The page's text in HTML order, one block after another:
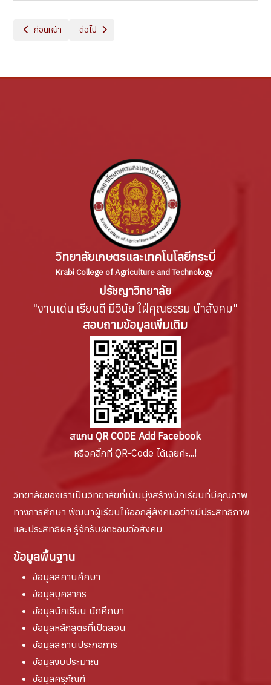
เนื้อหาก่อนหน้า: ITA 2025
ก่อนหน้า เนื้อหาถัดไป: แผนปฏิบัติงานประจำปี
ต่อไป
วิทยาลัยเกษตรและเทคโนโลยีกระบี่
Krabi College of Agriculture and Technology
ปรัชญาวิทยาลัย
"งานเด่น เรียนดี มีวินัย ใฝ่คุณธรรม นำสังคม"
สอบถามข้อมูลเพิ่มเติม
สแกน QR CODE Add Facebook
หรือคลิ๊กที่ QR-Code ได้เลยค่ะ...!
วิทยาลัยของเราเป็นวิทยาลัยที่เน้นมุ่งสร้างนักเรียนที่มีคุณภาพ
ทางการศึกษา พัฒนาผู้เรียนให้ออกสู่สังคมอย่างมีประสิทธิภาพ
และประสิทธิผล รู้จักรับผิดชอบต่อสังคม
ข้อมูลพื้นฐาน
ข้อมูลสถานศึกษา
ข้อมูลบุคลากร
ข้อมูลนักเรียน นักศึกษา
ข้อมูลหลักสูตรที่เปิดสอน
ข้อมูลสถานประกอการ
ข้อมูลงบประมาณ
ข้อมูลครุภัณฑ์